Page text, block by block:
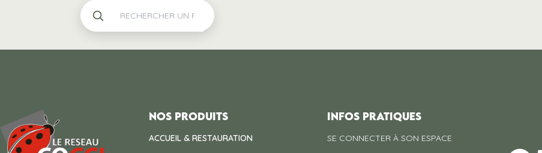
Nos produits
ACCUEIL & RESTAURATION
INFOS PRATIQUES
SE CONNECTER À SON ESPACE